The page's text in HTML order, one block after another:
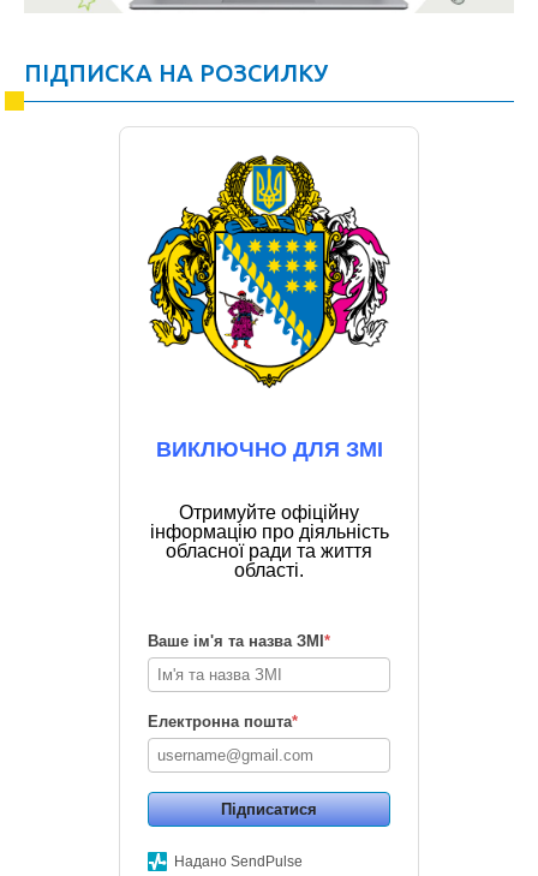
ПІДПИСКА НА РОЗСИЛКУ
ВИКЛЮЧНО ДЛЯ ЗМІ
Отримуйте офіційну
інформацію про діяльність
обласної ради та життя
області.
Ваше ім'я та назва ЗМІ *
Електронна пошта*
Підписатися
Надано SendPulse